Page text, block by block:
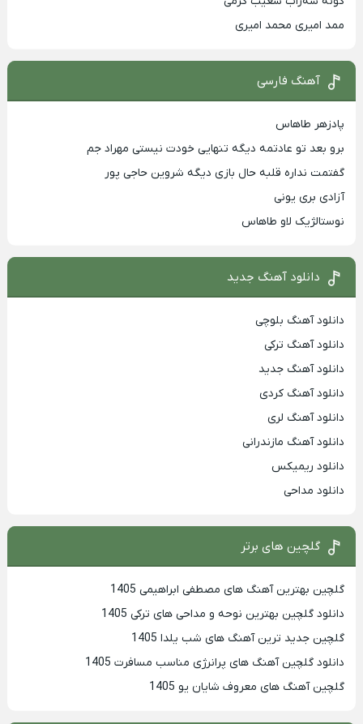
ممد امیری محمد امیری
آهنگ فارسی
پادزهر طاهاس
برو بعد تو عادتمه دیگه تنهایی خودت نیستی مهراد جم
گفتمت نداره قلبه حال بازی دیگه شروین حاجی پور
آزادی بری یونی
نوستالژیک لاو طاهاس
دانلود آهنگ جدید
دانلود آهنگ بلوچی
دانلود آهنگ ترکی
دانلود آهنگ جدید
دانلود آهنگ کردی
دانلود آهنگ لری
دانلود آهنگ مازندرانی
دانلود ریمیکس
دانلود مداحی
گلچین های برتر
گلچین بهترین آهنگ های مصطفی ابراهیمی 1405
دانلود گلچین بهترین نوحه و مداحی های ترکی 1405
گلچین جدید ترین آهنگ های شب یلدا 1405
دانلود گلچین آهنگ های پرانرژی مناسب مسافرت 1405
گلچین آهنگ های معروف شایان یو 1405